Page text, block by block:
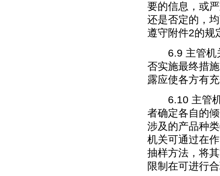
要的信息，或
还是否定的，
遵守附件2的规
6.9 主管机关
否实施最终措
露应使各方有
6.10 主管机
者确定各自的
涉及的产品种
机关可通过在
抽样方法，将
限制在可进行